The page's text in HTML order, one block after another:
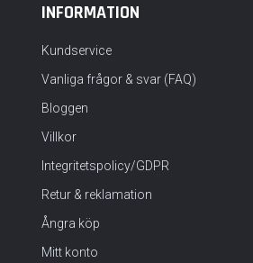
INFORMATION
Kundservice
Vanliga frågor & svar (FAQ)
Bloggen
Villkor
Integritetspolicy/GDPR
Retur & reklamation
Ångra köp
Mitt konto